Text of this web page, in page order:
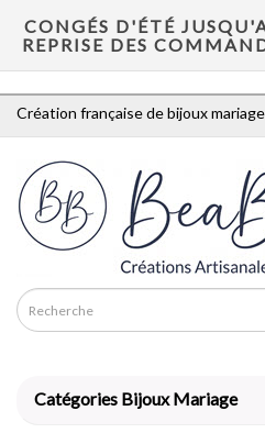
CONGÉS D'ÉTÉ
REPRISE DES
Création française de bijoux mariage
Catégories Bijoux Mariage